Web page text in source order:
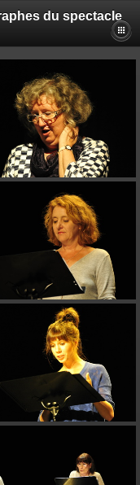
du spectacle